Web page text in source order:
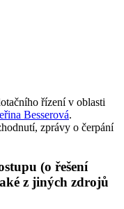
řízení v oblasti
Besserová.
zprávy o čerpání
(o řešení
z jiných zdrojů